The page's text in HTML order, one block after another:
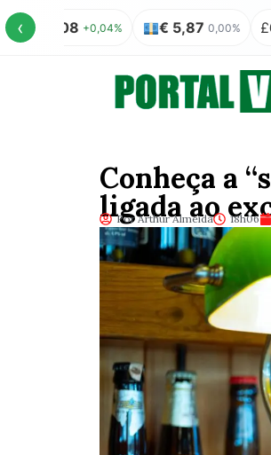
‹+0,04% € 5,87 0,00% £ 6,86
Conheça a
ligada ao
Por Arthur Almeida 18h06